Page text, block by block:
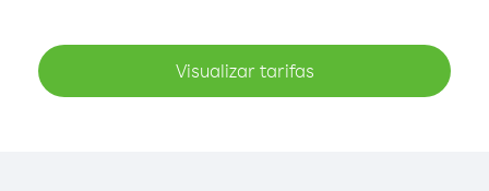
Visualizar tarifas